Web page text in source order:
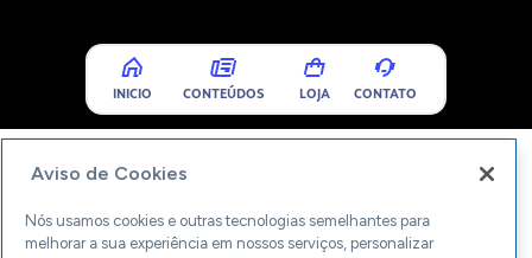
INICIO CONTEÚDOS LOJA CONTATO
Aviso de Cookies
Nós usamos cookies e outras tecnologias semelhantes para
melhorar a sua experiência em nossos serviços, personalizar